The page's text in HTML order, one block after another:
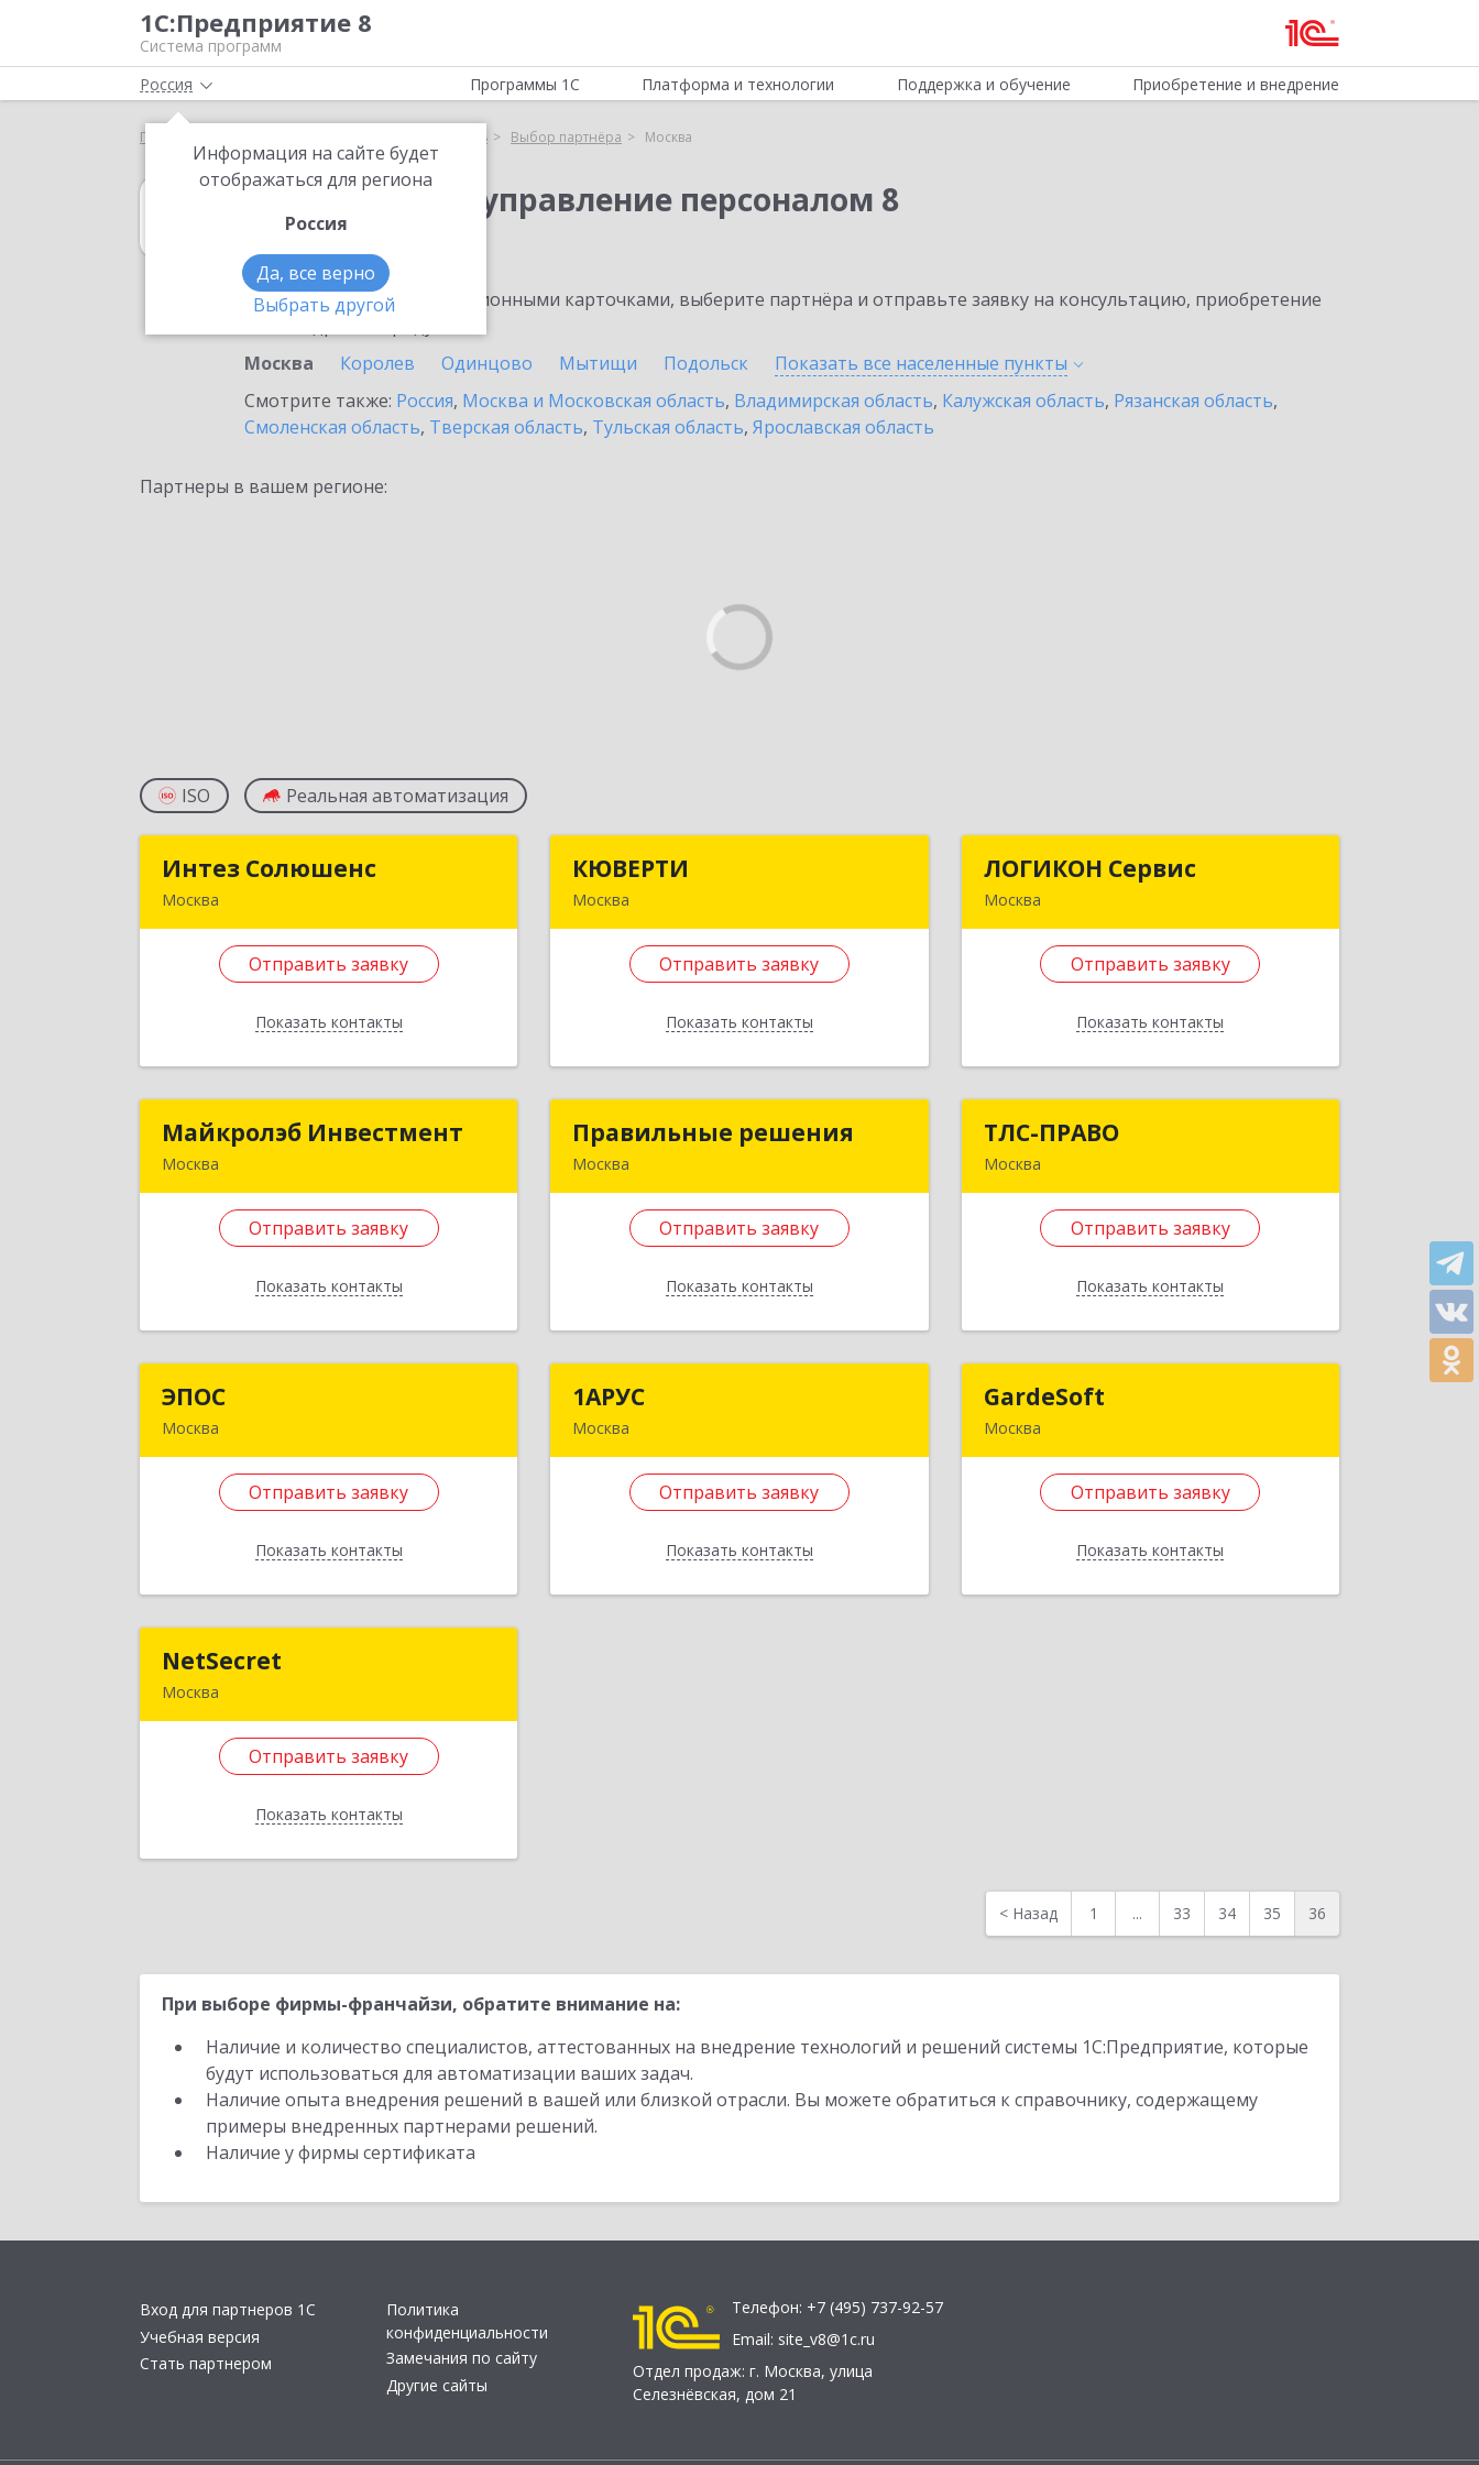
1С:Предприятие 8
Система программ
Россия
Информация на сайте будет
отображаться для региона
Россия
Да, все верно
Выбрать другой
Программы 1С Платформа и технологии Поддержка и обучение Приобретение и внедрение
Главная 1С:Зарплата и управление персоналом 8 Выбор партнёра Москва
1С:Зарплата и управление персоналом 8
в Москве
Ознакомьтесь с информационными карточками, выберите партнёра и отправьте заявку на консультацию, приобретение
Москва
Королев Одинцово Мытищи Подольск Показать все населенные пункты
Смотрите также: Россия, Москва и Московская область, Владимирская область, Калужская область, Рязанская область,
Смоленская область, Тверская область, Тульская область, Ярославская область
Партнеры в вашем регионе:
ISO Реальная автоматизация
Интез Солюшенс
Москва
Отправить заявку
Показать контакты
Интез Солюшенс
№ 30, оф.40
КЮВЕРТИ
Москва
Отправить заявку
Показать контакты
дом № 21, кв.111
ЛОГИКОН Сервис
Москва
Отправить заявку
Показать контакты
ЛОГИКОН Сервис
Комарова ул, дом № 12, кв.72
Майкролэб Инвестмент
Москва
Отправить заявку
Показать контакты
Майкролэб Инвестмент
ул, дом № 6Г, строение 3, этаж 2,
Подробнее
Правильные решения
Москва
Отправить заявку
Показать контакты
Правильные решения
дом № 5, корпус 2, пом.109, ком.6
ТЛС-ПРАВО
Москва
Отправить заявку
Показать контакты
ул, дом № 75, строение 21, этаж 5,
пом. I, ком. 18, оф.501
Подробнее
ЭПОС
Москва
Отправить заявку
Показать контакты
н, Развилка п, дом № 5А-27
1АРУС
Москва
Отправить заявку
Показать контакты
дом № 13, кв.128
GardeSoft
Москва
Отправить заявку
Показать контакты
№ 125, строение 18
NetSecret
Москва
Отправить заявку
Показать контакты
муниципальный округ Басманный,
Фридриха Энгельса ул, дом № 75,
< Назад 1 ... 33 34 35 36
При выборе фирмы-франчайзи, обратите внимание на:
Наличие и количество специалистов, аттестованных на внедрение технологий и решений системы 1С:Предприятие, которые
будут использоваться для автоматизации ваших задач.
Наличие опыта внедрения решений в вашей или близкой отрасли. Вы можете обратиться к справочнику, содержащему
примеры внедренных партнерами решений.
Наличие у фирмы сертификата
Вход для партнеров 1С
Учебная версия
Стать партнером
Политика
конфиденциальности
Замечания по сайту
Другие сайты
Телефон: +7 (495) 737-92-57
Email: site_v8@1c.ru
Отдел продаж: г. Москва, улица
Селезнёвская, дом 21